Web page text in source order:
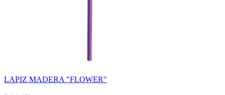
LAPIZ MADERA "FLOWER"